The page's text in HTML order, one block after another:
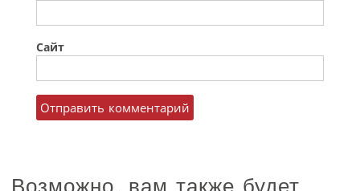
Сайт
Возможно, вам также будет